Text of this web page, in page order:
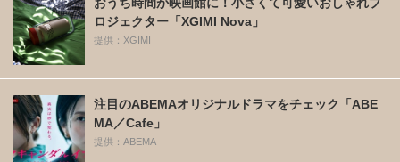
おうち時間が映画館に！小さくて可愛いおしゃれプ
ロジェクター「XGIMI Nova」
提供：XGIMI
注目のABEMAオリジナルドラマをチェック「ABE
MA／Cafe」
提供：ABEMA